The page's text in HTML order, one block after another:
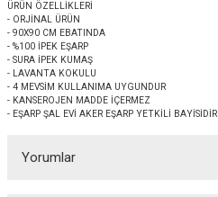
EŞARP
İpek Koton Şal
ŞAL
ŞAL
ÜRÜN ÖZELLİKLERİ
- ORJİNAL ÜRÜN
- 90X90 CM EBATINDA
- %100 İPEK EŞARP
- SURA İPEK KUMAŞ
- LAVANTA KOKULU
- 4 MEVSİM KULLANIMA UYGUNDUR
- KANSEROJEN MADDE İÇERMEZ
- EŞARP ŞAL EVİ AKER EŞARP YETKİLİ BAYİSİDİR
Yorumlar